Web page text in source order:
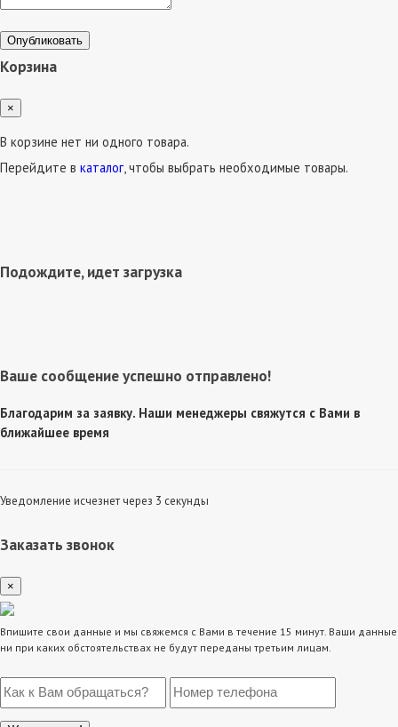
Опубликовать
Корзина
×
В корзине нет ни одного товара.
Перейдите в каталог, чтобы выбрать необходимые товары.
Подождите, идет загрузка
Ваше сообщение успешно отправлено!
Благодарим за заявку. Наши менеджеры свяжутся с Вами в
ближайшее время
Уведомление исчезнет через 3 секунды
Заказать звонок
×
Впишите свои данные и мы свяжемся с Вами в течение 15 минут. Ваши данные
ни при каких обстоятельствах не будут переданы третьим лицам.